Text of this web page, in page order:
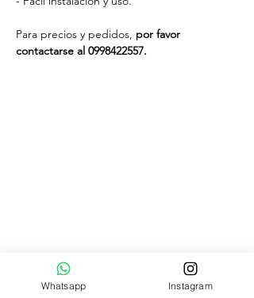
Para precios y pedidos, por favor
contactarse al 0998422557.
Lun - Vier
9:00 am – 6:00 pm
Sábados
9:00 am – 4:00 pm
Whatsapp Instagram